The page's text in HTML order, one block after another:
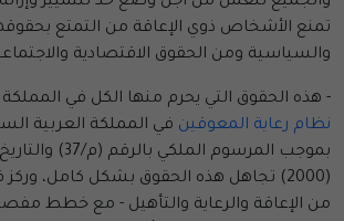
تمنع الأشخاص ذوي الإعاقة من التمتع
والسياسية ومن الحقوق الاقتصادية
- هذه الحقوق التي يحرم منها الكل في المملكة
نظام رعاية المعوقين في المملكة العربية
(2000) تجاهل هذه الحقوق بشكل كامل،
من الإعاقة والرعاية والتأهيل - مع خطط